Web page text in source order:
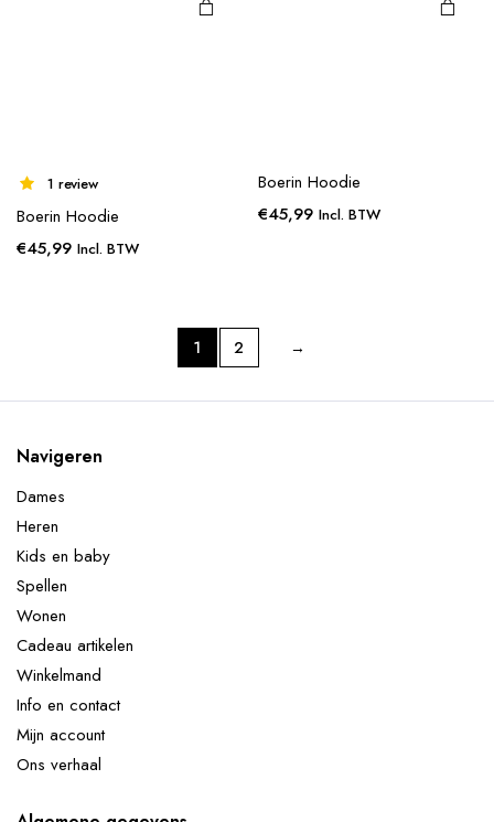
1 review
Boerin Hoodie
€45,99 Incl. BTW
Boerin Hoodie
€45,99 Incl. BTW
1 2 →
Navigeren
Dames
Heren
Kids en baby
Spellen
Wonen
Cadeau artikelen
Winkelmand
Info en contact
Mijn account
Ons verhaal